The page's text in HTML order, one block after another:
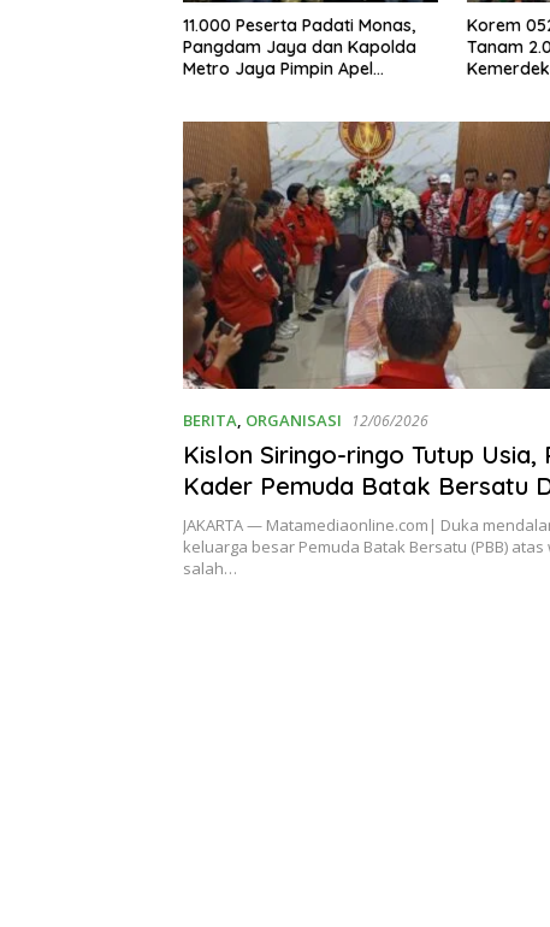
Korem 052/Wijayakrama
Tanam 2.000 Pohon di Bulan
Kemerdekaan, Gaungkan
Balap
dan 11
dalam
BERITA, ORGANISASI 12/06/2026
Kislon Siringo-ringo Tutup Usia,
Kader Pemuda Batak Bersatu
Jakarta Gelar Takziah Massal
JAKARTA — Matamediaonline.com| Duka
keluarga besar Pemuda Batak Bersatu (PBB)
salah…